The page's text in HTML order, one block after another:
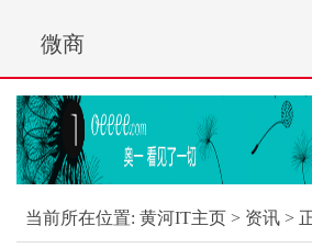
微商
当前所在位置: 黄河IT主页 > 资讯 >